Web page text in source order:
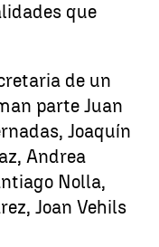
que
de un
parte Juan
Joaquín
Andrea
Nolla,
Joan Vehils